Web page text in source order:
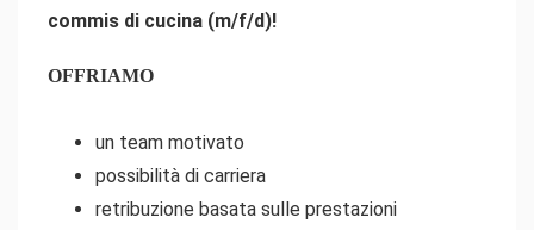
commis di cucina (m/f/d)!
OFFRIAMO
un team motivato
possibilità di carriera
retribuzione basata sulle prestazioni